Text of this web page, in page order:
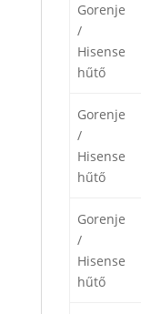
Gorenje
/
Hisense
hűtő
Gorenje
/
Hisense
hűtő
Gorenje
/
Hisense
hűtő